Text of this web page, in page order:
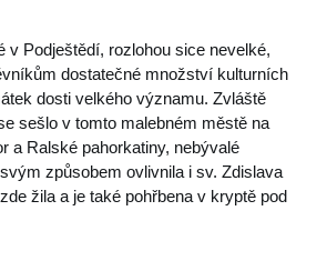
v Podještědí, rozlohou sice nevelké,
dostatečné množství kulturních
dosti velkého významu. Zvláště
sešlo v tomto malebném městě na
a Ralské pahorkatiny, nebývalé
způsobem ovlivnila i sv. Zdislava
žila a je také pohřbena v kryptě pod